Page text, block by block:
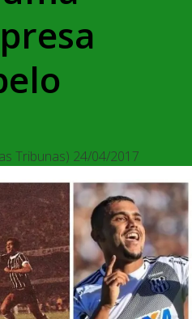
Tribunas) 24/04/2017